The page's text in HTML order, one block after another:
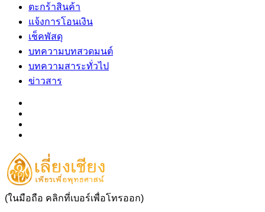
ตะกร้าสินค้า
แจ้งการโอนเงิน
เช็คพัสดุ
บทความบทสวดมนต์
บทความสาระทั่วไป
ข่าวสาร
(ในมือถือ คลิกที่เบอร์เพื่อโทรออก)